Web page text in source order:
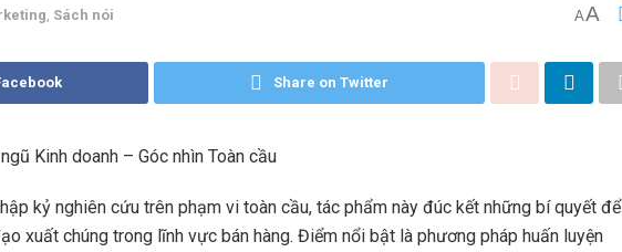
Sách nói AA
Share on Twitter
Kinh doanh – Góc nhìn Toàn cầu
kỷ nghiên cứu trên phạm vi toàn cầu, tác phẩm này đúc kết những bí quyết để
xuất chúng trong lĩnh vực bán hàng. Điểm nổi bật là phương pháp huấn luyện